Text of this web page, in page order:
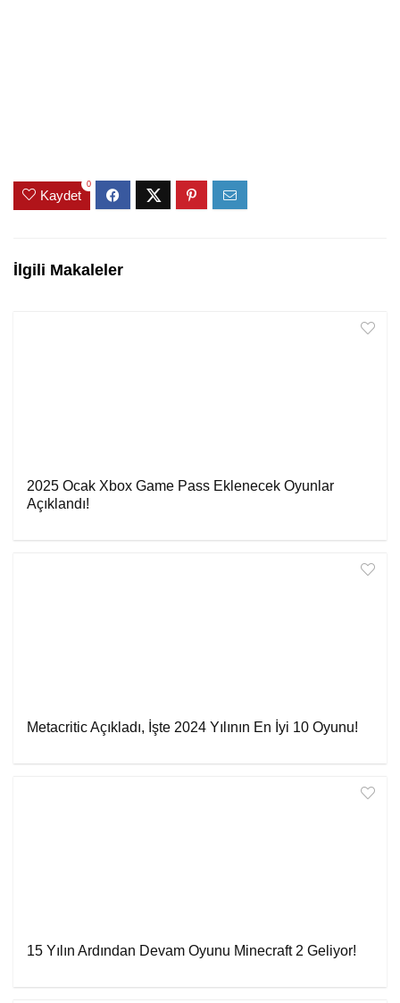
Kaydet
0
İlgili Makaleler
2025 Ocak Xbox Game Pass Eklenecek Oyunlar
Açıklandı!
Metacritic Açıkladı, İşte 2024 Yılının En İyi 10 Oyunu!
15 Yılın Ardından Devam Oyunu Minecraft 2 Geliyor!